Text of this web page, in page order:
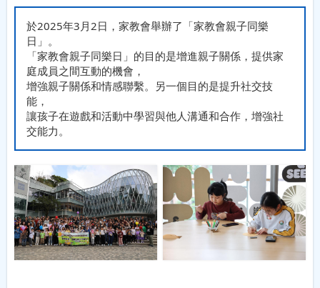
於2025年3月2日，家教會舉辦了「家教會親子同樂
日」。
「家教會親子同樂日」的目的是增進親子關係，提供家
庭成員之間互動的機會，
增強親子關係和情感聯繫。另一個目的是提升社交技
能，
讓孩子在遊戲和活動中學習與他人溝通和合作，增強社
交能力。